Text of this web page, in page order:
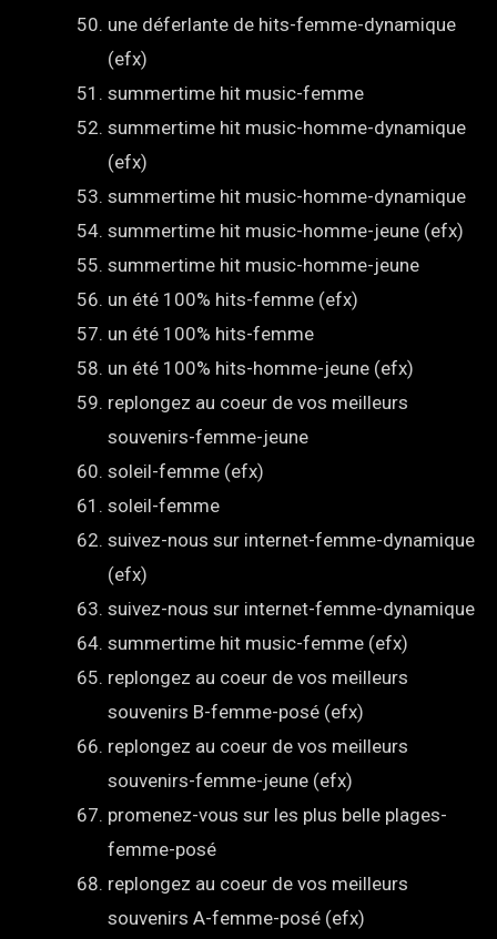
une déferlante de hits-femme-dynamique
(efx)
summertime hit music-femme
summertime hit music-homme-dynamique
(efx)
summertime hit music-homme-dynamique
summertime hit music-homme-jeune (efx)
summertime hit music-homme-jeune
un été 100% hits-femme (efx)
un été 100% hits-femme
un été 100% hits-homme-jeune (efx)
replongez au coeur de vos meilleurs
souvenirs-femme-jeune
soleil-femme (efx)
soleil-femme
suivez-nous sur internet-femme-dynamique
(efx)
suivez-nous sur internet-femme-dynamique
summertime hit music-femme (efx)
replongez au coeur de vos meilleurs
souvenirs B-femme-posé (efx)
replongez au coeur de vos meilleurs
souvenirs-femme-jeune (efx)
promenez-vous sur les plus belle plages-
femme-posé
replongez au coeur de vos meilleurs
souvenirs A-femme-posé (efx)